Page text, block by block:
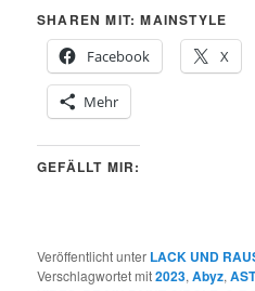
SHAREN MIT: MAINSTYLE
Facebook
X
Mehr
GEFÄLLT MIR:
Veröffentlicht unter LACK UND
Verschlagwortet mit2023,Abyz,